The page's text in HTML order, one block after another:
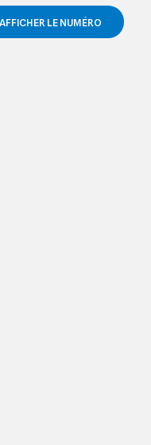
AFFICHER LE NUMÉRO